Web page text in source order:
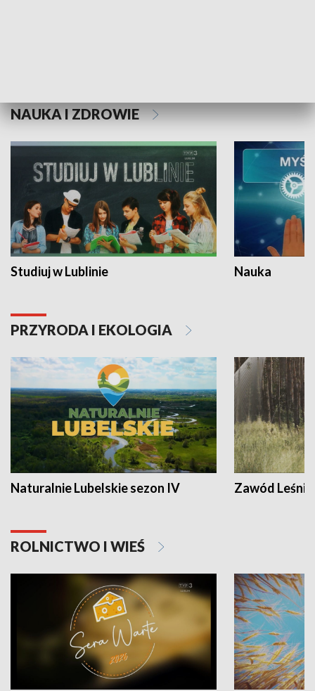
NAUKA I ZDROWIE
Studiuj w Lublinie Nauka
PRZYRODA I EKOLOGIA
Naturalnie Lubelskie sezon IV Zawód Leśnik
ROLNICTWO I WIEŚ